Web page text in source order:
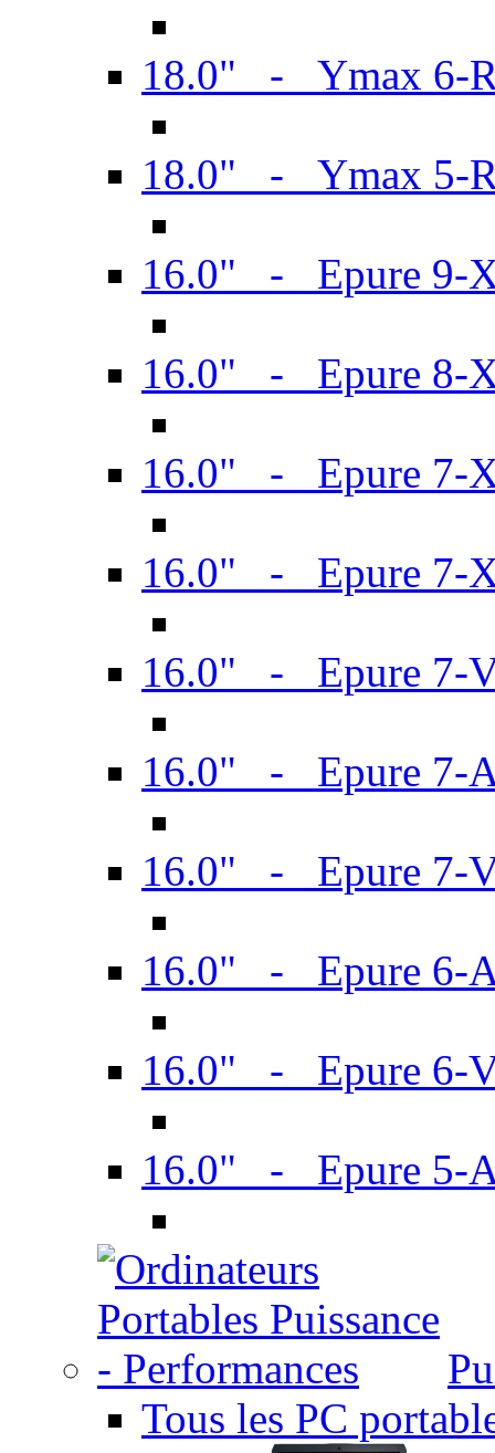
18.0" - Ymax 6-
18.0" - Ymax 5-
16.0" - Epure 9-
16.0" - Epure 8-
16.0" - Epure 7-
16.0" - Epure 7-
16.0" - Epure 7-
16.0" - Epure 7-
16.0" - Epure 7-
16.0" - Epure 6-
16.0" - Epure 6-
16.0" - Epure 5-
Tous les PC